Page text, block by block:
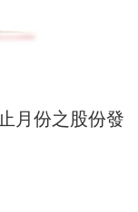
月份之股份發